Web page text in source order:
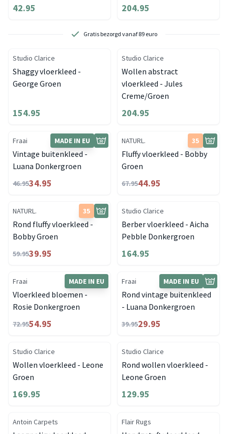
42.95 204.95
Gratis bezorgd vanaf 89 euro
Studio Clarice
Shaggy vloerkleed -
George Groen
154.95
Studio Clarice
Wollen abstract
vloerkleed - Jules
Creme/Groen
204.95
MADE IN EU
Fraai
Vintage buitenkleed -
Luana Donkergroen
46.9534.95
35
NATURL.
Fluffy vloerkleed - Bobby
Groen
67.9544.95
35
NATURL.
Rond fluffy vloerkleed -
Bobby Groen
59.9539.95
Studio Clarice
Berber vloerkleed - Aicha
Pebble Donkergroen
164.95
MADE IN EU
Fraai
Vloerkleed bloemen -
Rosie Donkergroen
72.9554.95
MADE IN EU
Fraai
Rond vintage buitenkleed
- Luana Donkergroen
39.9529.95
Studio Clarice
Wollen vloerkleed - Leone
Groen
169.95
Studio Clarice
Rond wollen vloerkleed -
Leone Groen
129.95
Antoin Carpets Flair Rugs